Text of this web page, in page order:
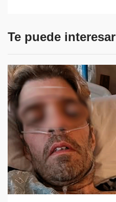
Te puede interesar